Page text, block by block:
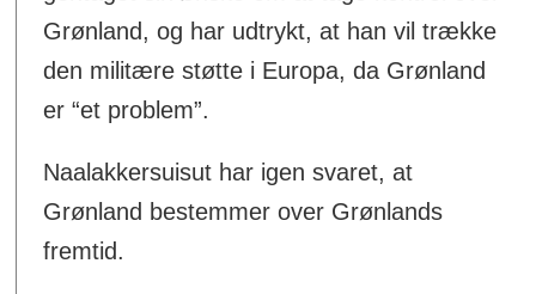
Grønland, og har udtrykt, at han vil trække
den militære støtte i Europa, da Grønland
er “et problem”.
Naalakkersuisut har igen svaret, at
Grønland bestemmer over Grønlands
fremtid.